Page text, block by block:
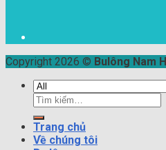
Copyright 2026 © Bulông Nam
Tìm
kiếm:
Trang chủ
Về chúng tôi